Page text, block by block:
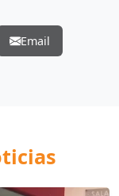
Email